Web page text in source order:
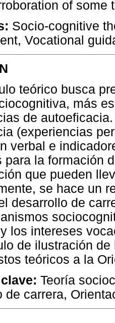
of some
Socio-cognitive
Vocational
teórico busca
más
de
(experiencias
verbal e
para la formación
que pueden
se hace un
desarrollo de
los intereses
de ilustración
teóricos a la
Teoría
de carrera,